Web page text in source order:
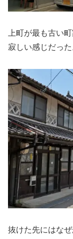
上町が最も古い
寂しい感じだった
抜けた先にはな